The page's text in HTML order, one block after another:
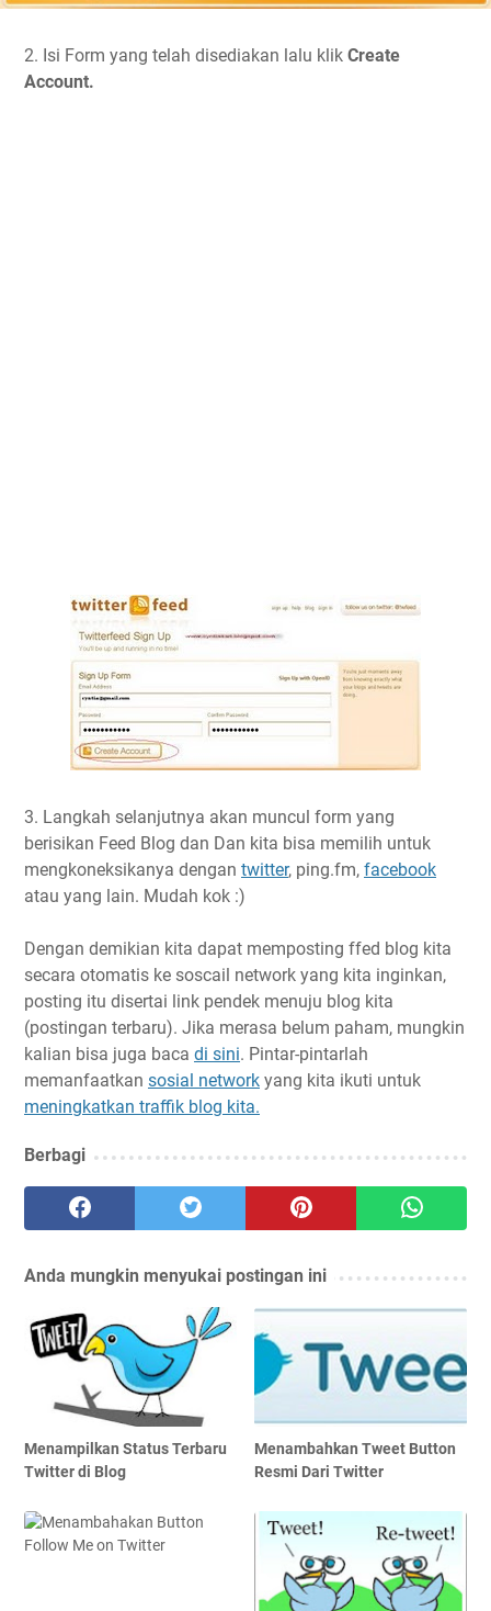
2. Isi Form yang telah disediakan lalu klik Create
Account.
3. Langkah selanjutnya akan muncul form yang
berisikan Feed Blog dan Dan kita bisa memilih untuk
mengkoneksikanya dengan twitter, ping.fm, facebook
atau yang lain. Mudah kok :)
Dengan demikian kita dapat memposting ffed blog kita
secara otomatis ke soscail network yang kita inginkan,
posting itu disertai link pendek menuju blog kita
(postingan terbaru). Jika merasa belum paham, mungkin
kalian bisa juga baca di sini. Pintar-pintarlah
memanfaatkan sosial network yang kita ikuti untuk
meningkatkan traffik blog kita.
Berbagi
Anda mungkin menyukai postingan ini
Menampilkan Status Terbaru
Twitter di Blog
Menambahkan Tweet Button
Resmi Dari Twitter